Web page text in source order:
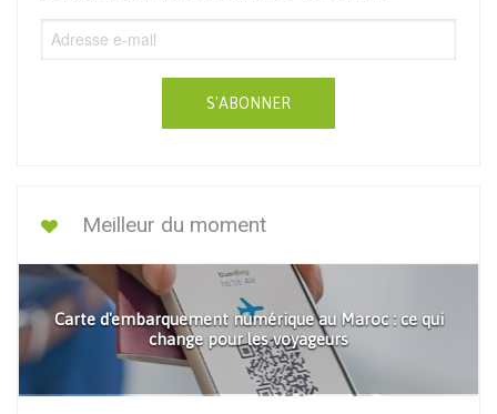
S'ABONNER
Meilleur du moment
Carte d'embarquement numérique au Maroc : ce qui
change pour les voyageurs